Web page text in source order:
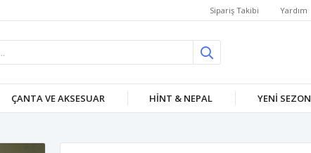
Sipariş Takibi Yardım
ÇANTA VE AKSESUAR HİNT & NEPAL YENİ SEZON